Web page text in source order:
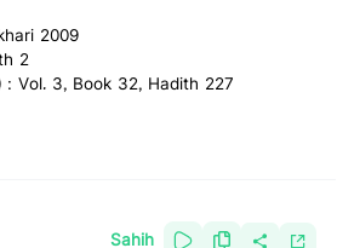
2009
2
: Vol. 3, Book 32, Hadith 227
Sahih